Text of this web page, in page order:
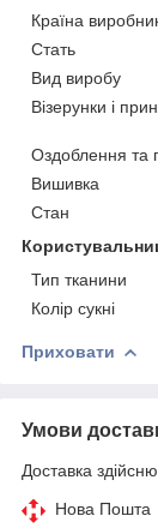
Країна
Стать
Вид виробу
Візерунки і
Оздоблення та
Вишивка
Стан
Тип тканини
Колір сукні
Приховати
Умови
Доставка
Нова Пошта